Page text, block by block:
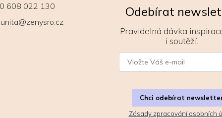
608 022 130
Odebírat
Pravidelná dávka
i soutěží.
Chci odebírat
Zásady zpracování osobních